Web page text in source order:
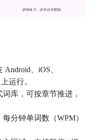
、iOS、
运行。
库，可按章节推进，
分钟单词数（WPM）